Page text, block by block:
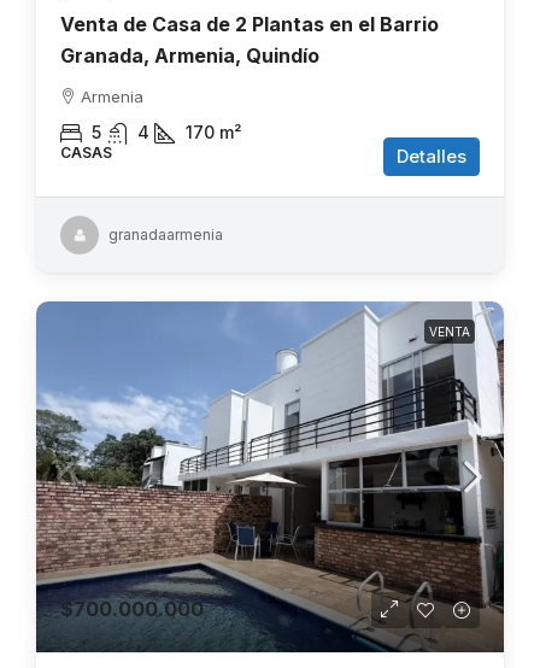
Venta de Casa de 2 Plantas en el Barrio
Granada, Armenia, Quindío
Armenia
5 4 170 m²
CASAS Detalles
granadaarmenia
VENTA
$700.000.000